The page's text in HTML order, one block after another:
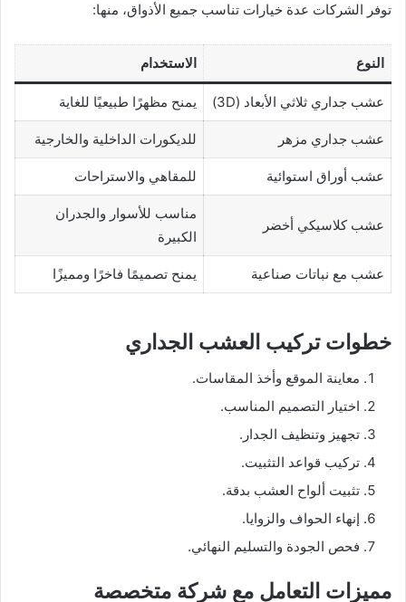
توفر الشركات عدة خيارات تناسب جميع الأذواق، منها:
النوع الاستخدام
عشب جداري ثلاثي الأبعاد (3D) يمنح مظهرًا طبيعيًا للغاية
عشب جداري مزهر للديكورات الداخلية والخارجية
عشب أوراق استوائية للمقاهي والاستراحات
عشب كلاسيكي أخضر
مناسب للأسوار والجدران
الكبيرة
عشب مع نباتات صناعية يمنح تصميمًا فاخرًا ومميزًا
خطوات تركيب العشب الجداري
معاينة الموقع وأخذ المقاسات.
اختيار التصميم المناسب.
تجهيز وتنظيف الجدار.
تركيب قواعد التثبيت.
تثبيت ألواح العشب بدقة.
إنهاء الحواف والزوايا.
فحص الجودة والتسليم النهائي.
مميزات التعامل مع شركة متخصصة